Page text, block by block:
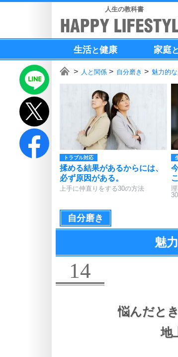
人生の教科書
生活と健康 家庭と
人と関係 自分磨き 魅力的
トラブル対応
揉める結果があるからには、
必ず原因がある。
上手に仲直りをする30の方法
自分磨き
魅
14
悩んだとき
地